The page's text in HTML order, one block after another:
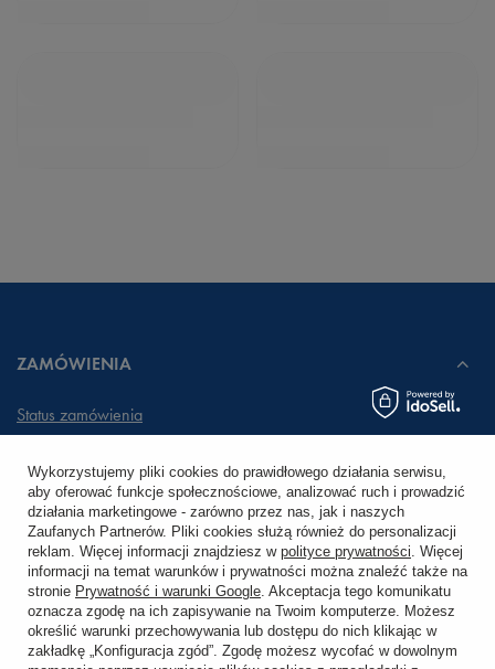
ZAMÓWIENIA
Status zamówienia
Chcę zareklamować produkt
Chcę zwrócić produkt
Chcę wymienić towar
Wykorzystujemy pliki cookies do prawidłowego działania serwisu,
aby oferować funkcje społecznościowe, analizować ruch i prowadzić
działania marketingowe - zarówno przez nas, jak i naszych
Zaufanych Partnerów. Pliki cookies służą również do personalizacji
reklam. Więcej informacji znajdziesz w polityce prywatności. Więcej
informacji na temat warunków i prywatności można znaleźć także na
stronie Prywatność i warunki Google. Akceptacja tego komunikatu
oznacza zgodę na ich zapisywanie na Twoim komputerze. Możesz
określić warunki przechowywania lub dostępu do nich klikając w
zakładkę „Konfiguracja zgód”. Zgodę możesz wycofać w dowolnym